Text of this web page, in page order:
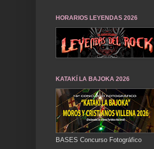
HORARIOS LEYENDAS 2026
KATAKÍ LA BAJOKA 2026
BASES Concurso Fotográfico